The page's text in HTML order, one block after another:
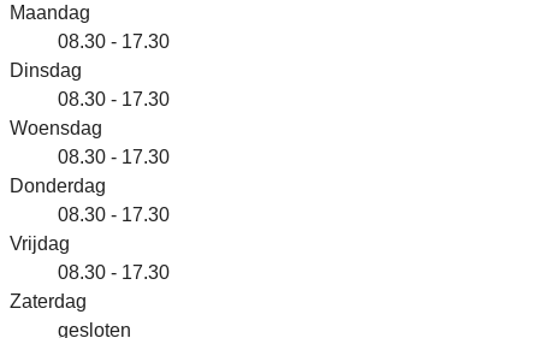
Maandag
08.30 - 17.30
Dinsdag
08.30 - 17.30
Woensdag
08.30 - 17.30
Donderdag
08.30 - 17.30
Vrijdag
08.30 - 17.30
Zaterdag
gesloten